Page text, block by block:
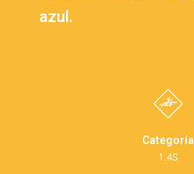
azul.
Categoría
1.4S